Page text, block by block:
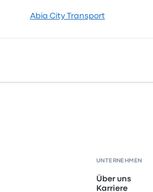
Abia City Transport
UNTERNEHMEN
Über uns
Karriere